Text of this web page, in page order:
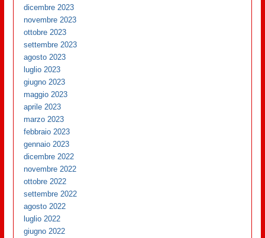
dicembre 2023
novembre 2023
ottobre 2023
settembre 2023
agosto 2023
luglio 2023
giugno 2023
maggio 2023
aprile 2023
marzo 2023
febbraio 2023
gennaio 2023
dicembre 2022
novembre 2022
ottobre 2022
settembre 2022
agosto 2022
luglio 2022
giugno 2022